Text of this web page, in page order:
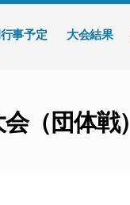
事予定 大会結果
（団体戦）